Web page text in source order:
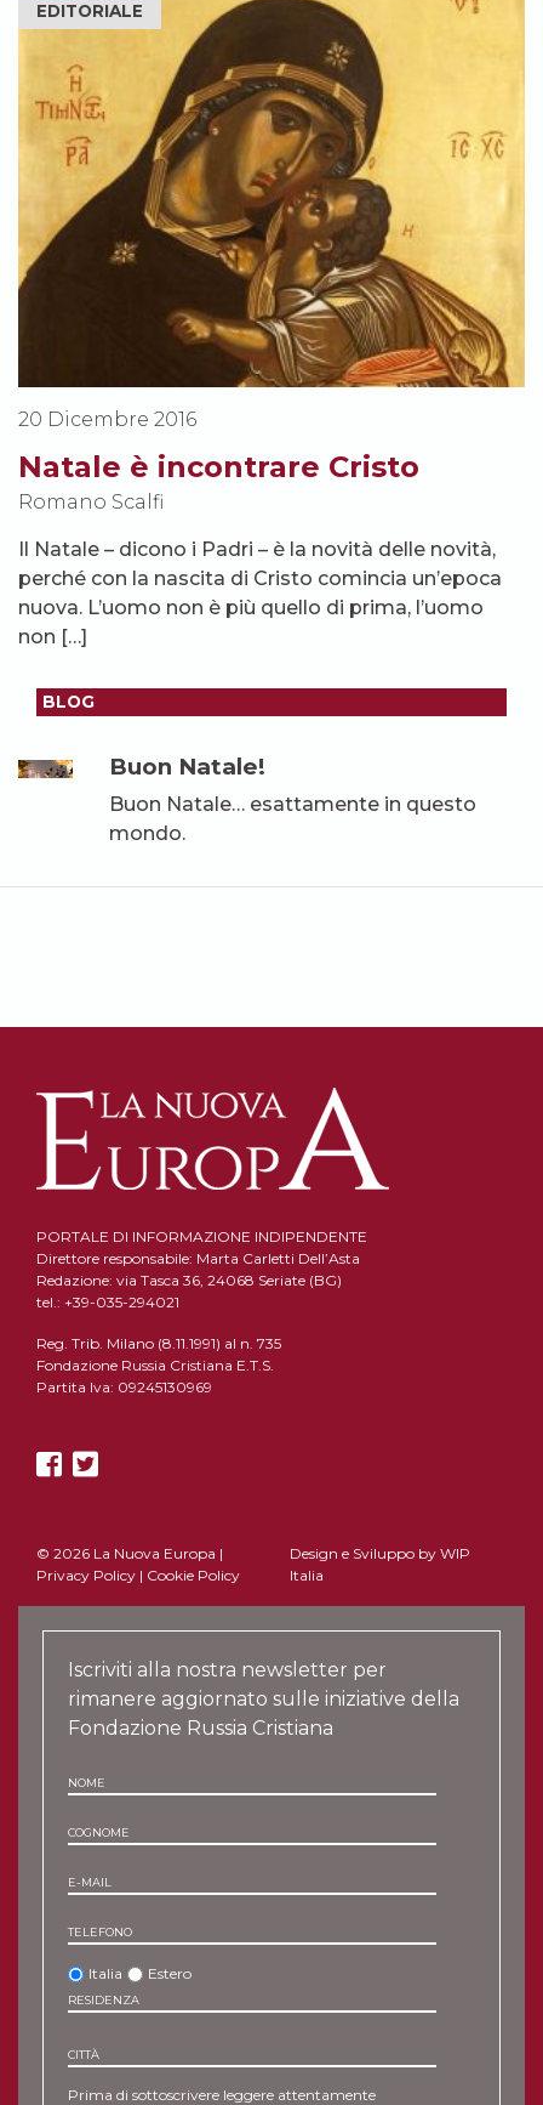
EDITORIALE
20 Dicembre 2016
Natale è incontrare Cristo
Romano Scalfi
Il Natale – dicono i Padri – è la novità delle novità,
perché con la nascita di Cristo comincia un’epoca
nuova. L’uomo non è più quello di prima, l’uomo
non […]
BLOG
Buon Natale!
Buon Natale… esattamente in questo
mondo.
PORTALE DI INFORMAZIONE INDIPENDENTE
Direttore responsabile: Marta Carletti Dell’Asta
Redazione: via Tasca 36, 24068 Seriate (BG)
tel.: +39-035-294021
Reg. Trib. Milano (8.11.1991) al n. 735
Fondazione Russia Cristiana E.T.S.
Partita Iva: 09245130969
© 2026 La Nuova Europa |
Privacy Policy | Cookie Policy
Design e Sviluppo by WIP
Italia
Iscriviti alla nostra newsletter per
rimanere aggiornato sulle iniziative della
Fondazione Russia Cristiana
NOME
COGNOME
E-MAIL
TELEFONO
Italia Estero
RESIDENZA
CITTÀ
Prima di sottoscrivere leggere attentamente